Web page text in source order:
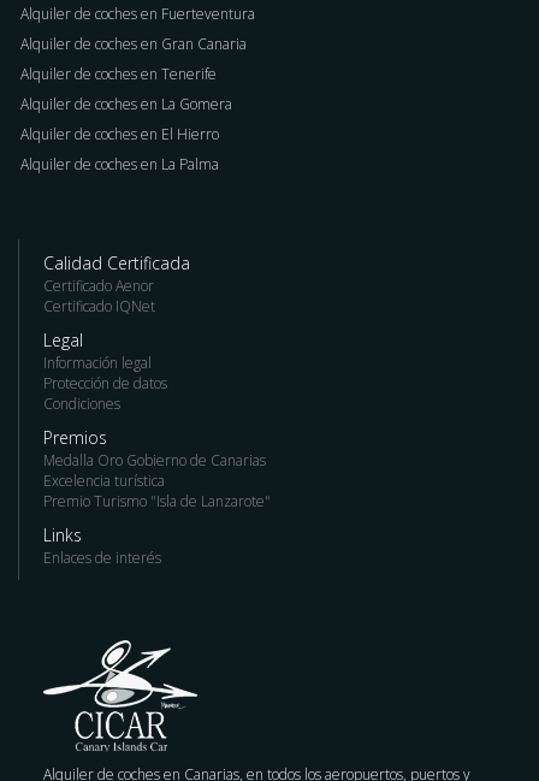
Alquiler de coches en Fuerteventura
Alquiler de coches en Gran Canaria
Alquiler de coches en Tenerife
Alquiler de coches en La Gomera
Alquiler de coches en El Hierro
Alquiler de coches en La Palma
Calidad Certificada
Certificado Aenor
Certificado IQNet
Legal
Información legal
Protección de datos
Condiciones
Premios
Medalla Oro Gobierno de Canarias
Excelencia turística
Premio Turismo "Isla de Lanzarote"
Links
Enlaces de interés
Alquiler de coches en Canarias, en todos los aeropuertos, puertos y